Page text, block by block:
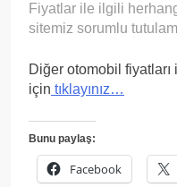
Fiyatlar ile ilgili
sitemiz sorumlu
Diğer otomobil
için tıklayınız…
Bunu paylaş:
Facebook